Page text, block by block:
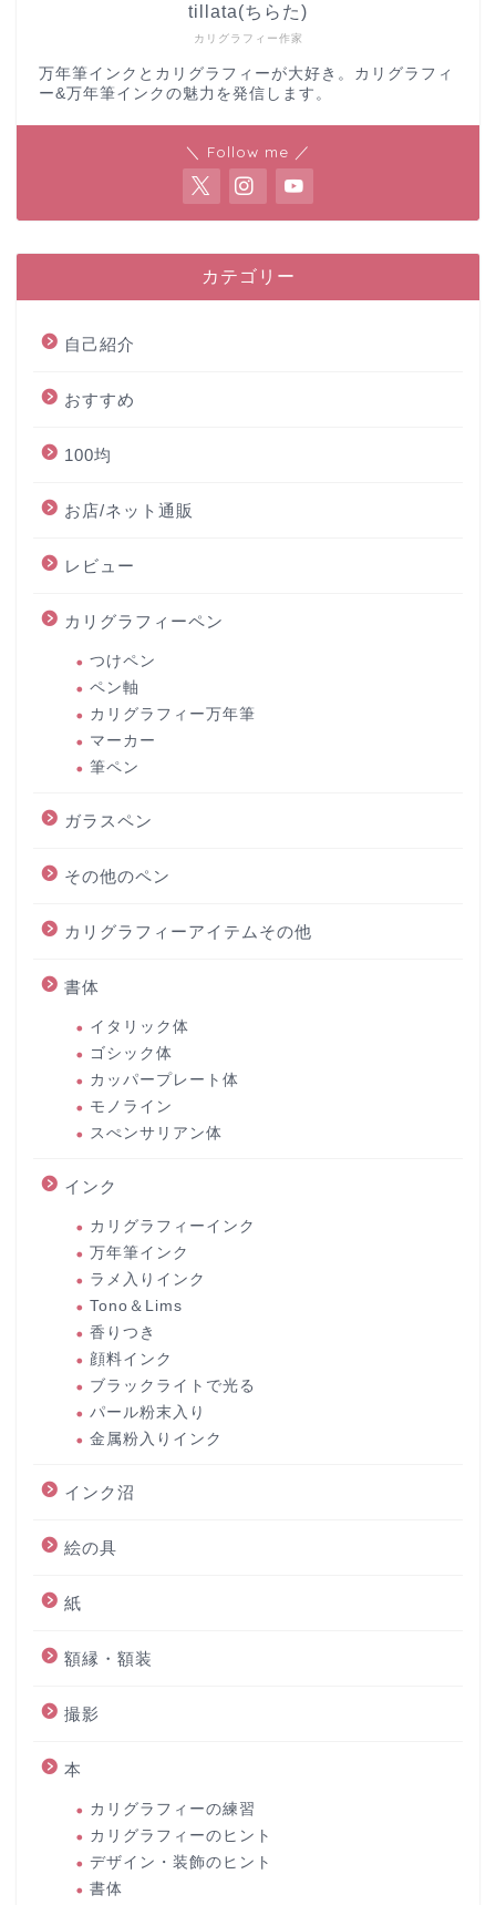
カリグラフィー作家
tillata(ちらた)
万年筆インクとカリグラフィーが大好き。カリグラフィ
ー&万年筆インクの魅力を発信します。
＼ Follow me ／
カテゴリー
自己紹介
おすすめ
100均
お店/ネット通販
レビュー
カリグラフィーペン
つけペン
ペン軸
カリグラフィー万年筆
マーカー
筆ペン
ガラスペン
その他のペン
カリグラフィーアイテムその他
書体
イタリック体
ゴシック体
カッパープレート体
モノライン
スぺンサリアン体
インク
カリグラフィーインク
万年筆インク
ラメ入りインク
Tono＆Lims
香りつき
顔料インク
ブラックライトで光る
パール粉末入り
金属粉入りインク
インク沼
絵の具
紙
額縁・額装
撮影
本
カリグラフィーの練習
カリグラフィーのヒント
デザイン・装飾のヒント
書体